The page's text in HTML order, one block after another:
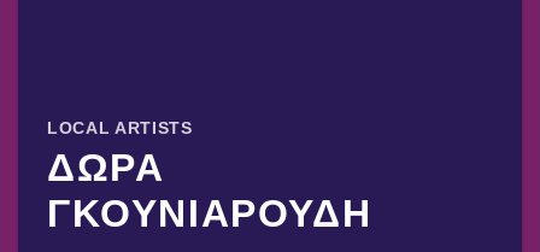
LOCAL ARTISTS
ΔΩΡΑ
ΓΚΟΥΝΙΑΡΟΥΔΗ